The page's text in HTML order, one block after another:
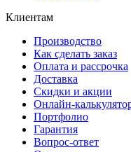
Клиентам
Производство
Как сделать заказ
Оплата и рассрочка
Доставка
Скидки и акции
Онлайн-
Портфолио
Гарантия
Вопрос-ответ